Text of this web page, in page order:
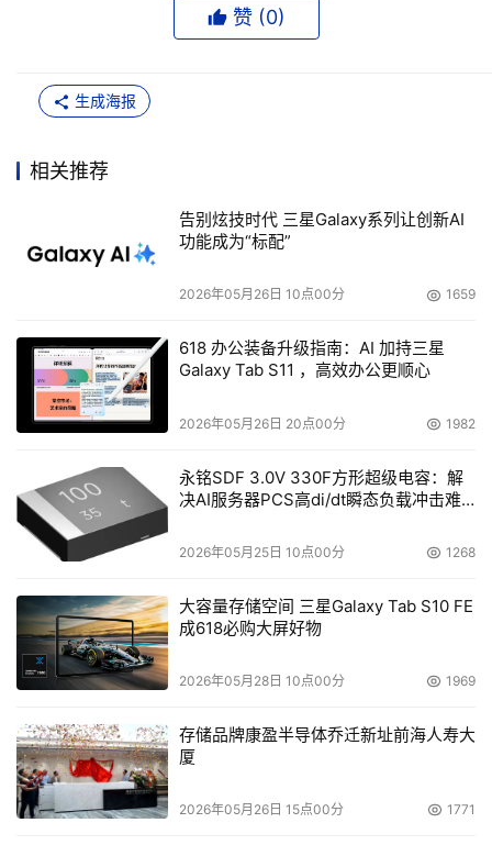
人才的认可、以及对中国市场的承诺。创新是企业发展的根
本，今后，CTC将和全球研发团队更加紧密地合作，保证
努力，越来越多中国用户的需求被体现到了CA最新产品的
信，伴随着CTC的不断成长，他们一定能和全球研发团队一
起给我们带来更多更好的产品，为推动CA本地业务的增长
提供强大技术引擎。”
CA中国总经理梁添志
本文来源于DOIT传媒，文章内容仅供参考，不构成投资建议。
赞 (0)
生成海报
相关推荐
告别炫技时代 三星Galaxy系列让创新AI
功能成为“标配”
2026年05月26日 10点00分 1659
618 办公装备升级指南：AI 加持三星
Galaxy Tab S11 ，高效办公更顺心
2026年05月26日 20点00分 1982
永铭SDF 3.0V 330F方形超级电容：解
决AI服务器PCS高di/dt瞬态负载冲击难
2026年05月25日 10点00分 1268
大容量存储空间 三星Galaxy Tab S10 FE
成618必购大屏好物
2026年05月28日 10点00分 1969
存储品牌康盈半导体乔迁新址前海人寿大
厦
2026年05月26日 15点00分 1771